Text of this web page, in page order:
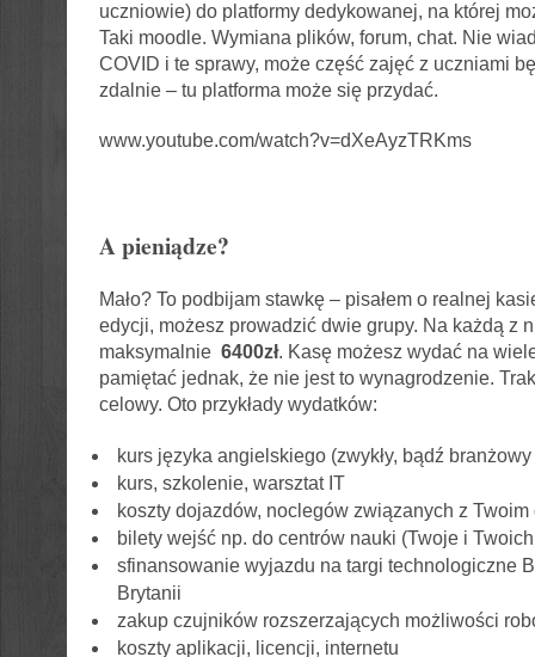
uczniowie) do platformy dedykowanej, na której
Taki moodle. Wymiana plików, forum, chat. Nie
COVID i te sprawy, może część zajęć z uczniami
zdalnie – tu platforma może się przydać.
www.youtube.com/watch?v=dXeAyzTRKms
A pieniądze?
Mało? To podbijam stawkę – pisałem o realnej
edycji, możesz prowadzić dwie grupy. Na każdą z
maksymalnie 6400zł. Kasę możesz wydać na
pamiętać jednak, że nie jest to wynagrodzenie.
celowy. Oto przykłady wydatków:
kurs języka angielskiego (zwykły, bądź branżowy
kurs, szkolenie, warsztat IT
koszty dojazdów, noclegów związanych z Twoim
bilety wejść np. do centrów nauki (Twoje i
sfinansowanie wyjazdu na targi technologiczne
Brytanii
zakup czujników rozszerzających możliwości
koszty aplikacji, licencji, internetu